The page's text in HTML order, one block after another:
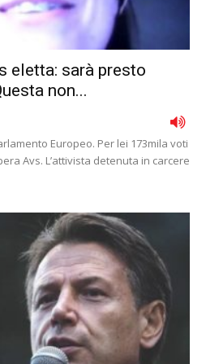
eletta: sarà presto
non...
Europeo. Per lei 173mila voti
Avs. L’attivista detenuta in carcere